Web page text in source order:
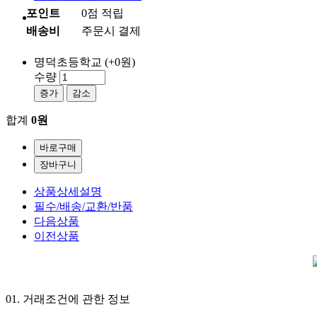
포인트
0점 적립
배송비
주문시 결제
명덕초등학교 (+0원)
수량
증가 감소
합계 0원
상품상세설명
필수/배송/교환/반품
다음상품
이전상품
01. 거래조건에 관한 정보